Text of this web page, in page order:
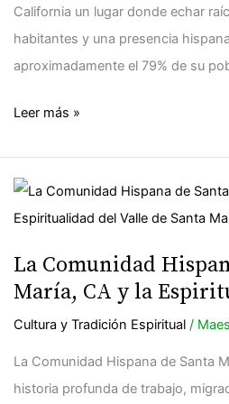
California un lugar donde echar
habitantes y una presencia
aproximadamente el 79% de su
Mexicana
Leer más »
La Comunidad
María, CA y la
Cultura y Tradición Espiritual/
La Comunidad Hispana de Santa
historia profunda de trabajo,
La
Comunidad
de
Santa
María,
CA
y